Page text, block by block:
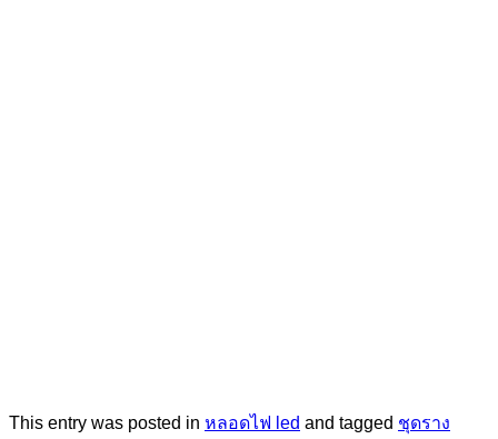
This entry was posted in หลอดไฟ led and tagged ชุดราง